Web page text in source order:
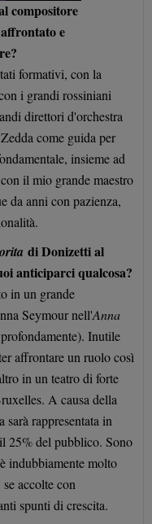
compositore
e
formativi, con la
i grandi rossiniani
direttori d'orchestra
come guida per
insieme ad
il mio grande maestro
da anni con pazienza,
di Donizetti al
anticiparci qualcosa?
in un grande
Seymour nell'Anna
Inutile
affrontare un ruolo così
in un teatro di forte
A causa della
rappresentata in
25% del pubblico. Sono
indubbiamente molto
accolte con
spunti di crescita.